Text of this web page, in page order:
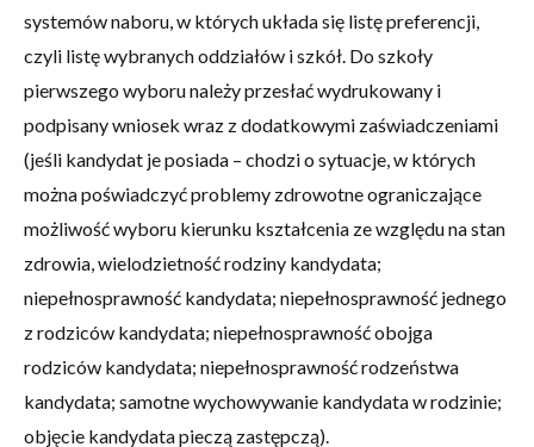
systemów naboru, w których układa się listę preferencji,
czyli listę wybranych oddziałów i szkół. Do szkoły
pierwszego wyboru należy przesłać wydrukowany i
podpisany wniosek wraz z dodatkowymi zaświadczeniami
(jeśli kandydat je posiada – chodzi o sytuacje, w których
można poświadczyć problemy zdrowotne ograniczające
możliwość wyboru kierunku kształcenia ze względu na stan
zdrowia, wielodzietność rodziny kandydata;
niepełnosprawność kandydata; niepełnosprawność jednego
z rodziców kandydata; niepełnosprawność obojga
rodziców kandydata; niepełnosprawność rodzeństwa
kandydata; samotne wychowywanie kandydata w rodzinie;
objęcie kandydata pieczą zastępczą).